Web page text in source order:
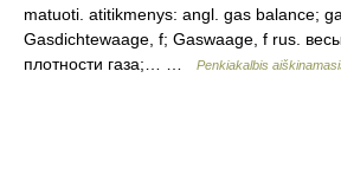
matuoti. atitikmenys: angl. gas balance;
Gasdichtewaage, f; Gaswaage, f rus.
плотности газа;… …
Penkiakalbis